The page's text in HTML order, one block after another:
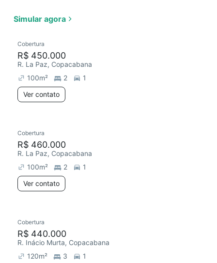
Simular agora
Cobertura
R$ 450.000
R. La Paz, Copacabana
100m² 2
1
Ver contato
Cobertura
R$ 460.000
R. La Paz, Copacabana
100m² 2
1
Ver contato
Cobertura
R$ 440.000
R. Inácio Murta, Copacabana
120m² 3
1